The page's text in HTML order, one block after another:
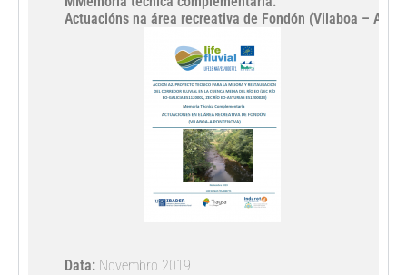
Actuacións na área recreativa de Fondón (Vilaboa – A
Data: Novembro 2019